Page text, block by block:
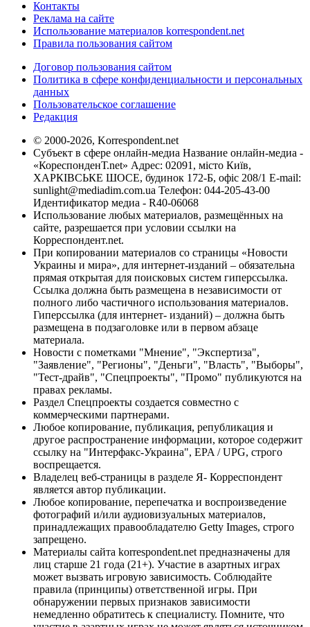
Контакты
Реклама на сайте
Использование материалов korrespondent.net
Правила пользования сайтом
Договор пользования сайтом
Политика в сфере конфиденциальности и персональных
данных
Пользовательское соглашение
Редакция
© 2000-2026, Korrespondent.net
Субъект в сфере онлайн-медиа Название онлайн-медиа -
«КореспонденТ.net» Адрес: 02091, місто Київ,
ХАРКІВСЬКЕ ШОСЕ, будинок 172-Б, офіс 208/1 E-mail:
sunlight@mediadim.com.ua Телефон: 044-205-43-00
Идентификатор медиа - R40-06068
Использование любых материалов, размещённых на
сайте, разрешается при условии ссылки на
Корреспондент.net.
При копировании материалов со страницы «Новости
Украины и мира», для интернет-изданий – обязательна
прямая открытая для поисковых систем гиперссылка.
Ссылка должна быть размещена в независимости от
полного либо частичного использования материалов.
Гиперссылка (для интернет- изданий) – должна быть
размещена в подзаголовке или в первом абзаце
материала.
Новости с пометками "Мнение", "Экспертиза",
"Заявление", "Регионы", "Деньги", "Власть", "Выборы",
"Тест-драйв", "Спецпроекты", "Промо" публикуются на
правах рекламы.
Раздел Спецпроекты создается совместно с
коммерческими партнерами.
Любое копирование, публикация, републикация и
другое распространение информации, которое содержит
ссылку на "Интерфакс-Украина", EPA / UPG, строго
воспрещается.
Владелец веб-страницы в разделе Я- Корреспондент
является автор публикации.
Любое копирование, перепечатка и воспроизведение
фотографий и/или аудиовизуальных материалов,
принадлежащих правообладателю Getty Images, строго
запрещено.
Материалы сайта korrespondent.net предназначены для
лиц старше 21 года (21+). Участие в азартных играх
может вызвать игровую зависимость. Соблюдайте
правила (принципы) ответственной игры. При
обнаружении первых признаков зависимости
немедленно обратитесь к специалисту. Помните, что